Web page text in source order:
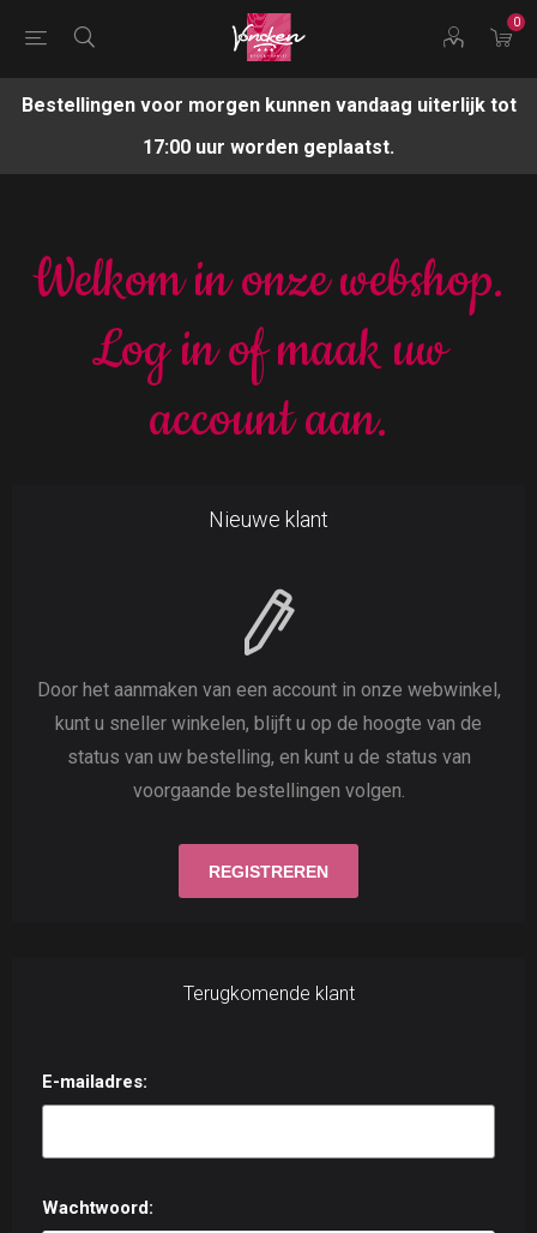
0
Bestellingen voor morgen kunnen vandaag uiterlijk tot
17:00 uur worden geplaatst.
Welkom in onze webshop.
Log in of maak uw
account aan.
Nieuwe klant
Door het aanmaken van een account in onze webwinkel,
kunt u sneller winkelen, blijft u op de hoogte van de
status van uw bestelling, en kunt u de status van
voorgaande bestellingen volgen.
Terugkomende klant
E-mailadres:
Wachtwoord: